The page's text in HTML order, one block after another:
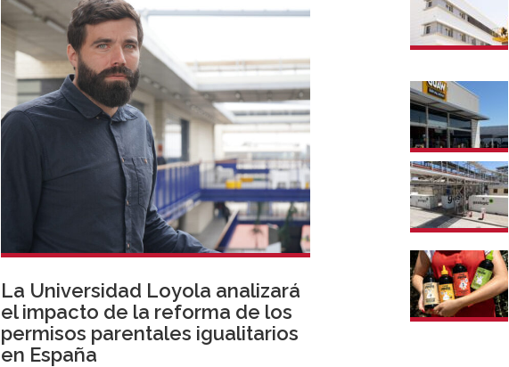
La Universidad Loyola analizará
el impacto de la reforma de los
permisos parentales igualitarios
en España